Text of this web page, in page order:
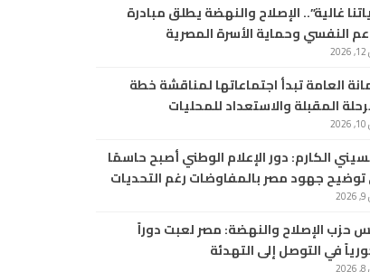
غالية”.. الإصلاح والنهضة يطلق مبادرة
النفسي وحماية الأسرة المصرية
العامة تبدأ اجتماعاتها لمناقشة خطة
المقبلة والاستعداد للمحليات
الكارم: دور الإعلام الوطني أصبح حاسمًا
جهود مصر بالمفاوضات رغم التحديات
حزب الإصلاح والنهضة: مصر لعبت دوراً
في التوصل إلى التهدئة